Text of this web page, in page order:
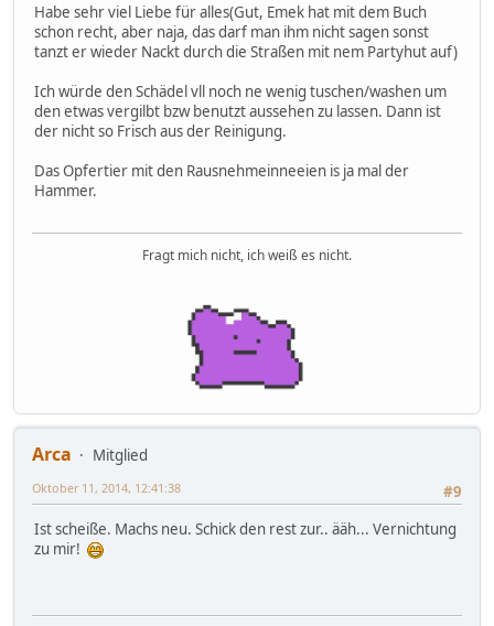
Habe sehr viel Liebe für alles(Gut, Emek hat mit dem Buch
schon recht, aber naja, das darf man ihm nicht sagen sonst
tanzt er wieder Nackt durch die Straßen mit nem Partyhut auf)
Ich würde den Schädel vll noch ne wenig tuschen/washen um
den etwas vergilbt bzw benutzt aussehen zu lassen. Dann ist
der nicht so Frisch aus der Reinigung.
Das Opfertier mit den Rausnehmeinneeien is ja mal der
Hammer.
Fragt mich nicht, ich weiß es nicht.
Arca
Mitglied
#9
Oktober 11, 2014, 12:41:38
Ist scheiße. Machs neu. Schick den rest zur.. ääh... Vernichtung
zu mir!